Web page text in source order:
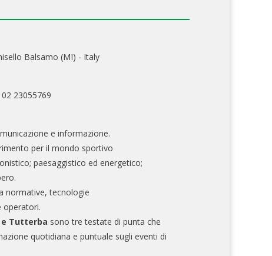
Balsamo (MI) - Italy
23055769
e informazione.
per il mondo sportivo
paesaggistico ed energetico;
normative, tecnologie
operatori.
e Tutterba sono tre testate di punta che
quotidiana e puntuale sugli eventi di